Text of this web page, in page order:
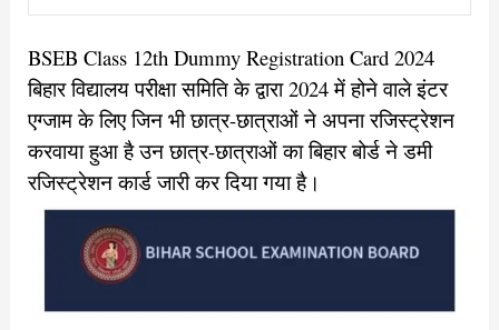
BSEB Class 12th Dummy Registration Card 2024
बिहार विद्यालय परीक्षा समिति के द्वारा 2024 में होने वाले इंटर
एग्जाम के लिए जिन भी छात्र-छात्राओं ने अपना रजिस्ट्रेशन
करवाया हुआ है उन छात्र-छात्राओं का बिहार बोर्ड ने डमी
रजिस्ट्रेशन कार्ड जारी कर दिया गया है।